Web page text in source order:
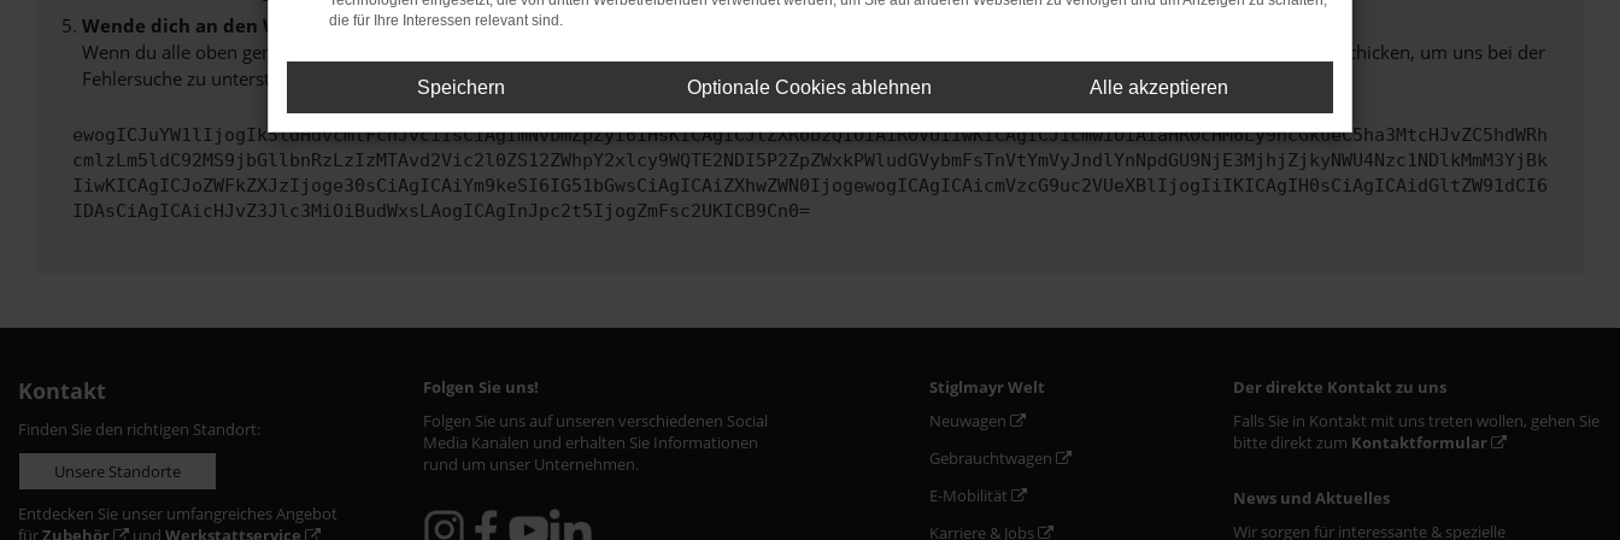
Wende dich an den Webseitenbetreiber.
Wenn du alle oben genannten Schritte versucht hast, kontaktiere uns bitte. Wir werden versuchen, das Problem zu beheben. Du kannst uns diesen Text schicken, um uns bei der
Fehlersuche zu unterstützen:
ewogICJuYW1lIjogIk5ldHdvcmtFcnJvciIsCiAgImNvbmZpZyI6IHsKICAgICJtZXRob2QiOiAiR0VUIiwKICAgICJ1cmwiOiAiaHR0cHM6Ly9hcGkueC5ha3MtcHJvZC5hdWRh
cmlzLm5ldC92MS9jbGllbnRzLzIzMTAvd2Vic2l0ZS12ZWhpY2xlcy9WQTE2NDI5P2ZpZWxkPWludGVybmFsTnVtYmVyJndlYnNpdGU9NjE3MjhjZjkyNWU4Nzc1NDlkMmM3YjBk
IiwKICAgICJoZWFkZXJzIjoge30sCiAgICAiYm9keSI6IG51bGwsCiAgICAiZXhwZWN0IjogewogICAgICAicmVzcG9uc2VUeXBlIjogIiIKICAgIH0sCiAgICAidGltZW91dCI6
IDAsCiAgICAicHJvZ3Jlc3MiOiBudWxsLAogICAgInJpc2t5IjogZmFsc2UKICB9Cn0=
Kontakt
Finden Sie den richtigen Standort:
Unsere Standorte
Entdecken Sie unser umfangreiches Angebot
fürZubehör und Werkstattservice
Folgen Sie uns!
Folgen Sie uns auf unseren verschiedenen Social
Media Kanälen und erhalten Sie Informationen
rund um unser Unternehmen.
Stiglmayr Welt
Neuwagen
Gebrauchtwagen
E-Mobilität
Karriere & Jobs
Der direkte Kontakt zu uns
Falls Sie in Kontakt mit uns treten wollen, gehen Sie
bitte direkt zum Kontaktformular
News und Aktuelles
Wir sorgen für interessante & spezielle
die für Ihre Interessen relevant sind.
Speichern Optionale Cookies ablehnen Alle akzeptieren